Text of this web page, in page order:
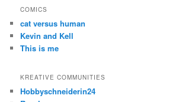
COMICS
cat versus human
Kevin and Kell
This is me
KREATIVE COMMUNITIES
Hobbyschneiderin24